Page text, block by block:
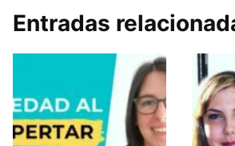
Entradas